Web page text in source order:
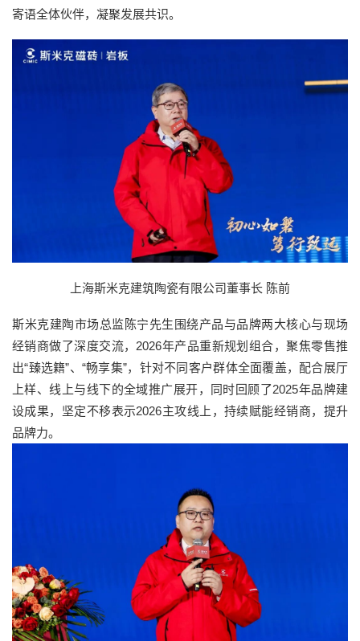
寄语全体伙伴，凝聚发展共识。
上海斯米克建筑陶瓷有限公司董事长 陈前
斯米克建陶市场总监陈宁先生围绕产品与品牌两大核心与现场
经销商做了深度交流，2026年产品重新规划组合，聚焦零售推
出“臻选籍”、“畅享集”，针对不同客户群体全面覆盖，配合展厅
上样、线上与线下的全域推广展开，同时回顾了2025年品牌建
设成果，坚定不移表示2026主攻线上，持续赋能经销商，提升
品牌力。